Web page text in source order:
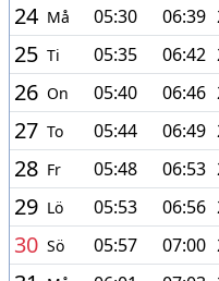
24 Må 05:30 06:39
25 Ti 05:35 06:42
26 On 05:40 06:46
27 To 05:44 06:49
28 Fr 05:48 06:53
29 Lö 05:53 06:56
30 Sö 05:57 07:00